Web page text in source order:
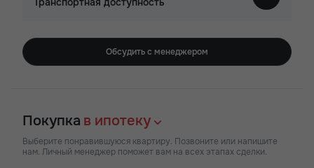
Обсудить с менеджером
Покупка в ипотеку
Выберите понравившуюся квартиру. Позвоните или напишите
нам. Личный менеджер поможет вам на всех этапах сделки.